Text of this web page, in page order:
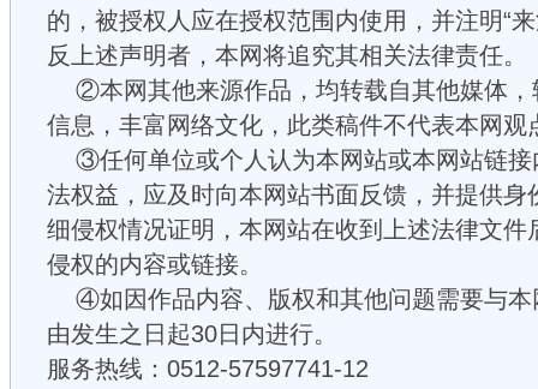
的，被授权人应在授权范围内使用，并注明“
反上述声明者，本网将追究其相关法律责任。
②本网其他来源作品，均转载自其他媒体，
信息，丰富网络文化，此类稿件不代表本网观
③任何单位或个人认为本网站或本网站链接
法权益，应及时向本网站书面反馈，并提供身
细侵权情况证明，本网站在收到上述法律文件
侵权的内容或链接。
④如因作品内容、版权和其他问题需要与本
由发生之日起30日内进行。
服务热线：0512-57597741-12